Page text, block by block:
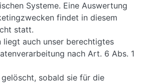
Systeme. Eine Auswertung
findet in diesem
statt.
liegt auch unser berechtigtes
nach Art. 6 Abs. 1
sobald sie für die